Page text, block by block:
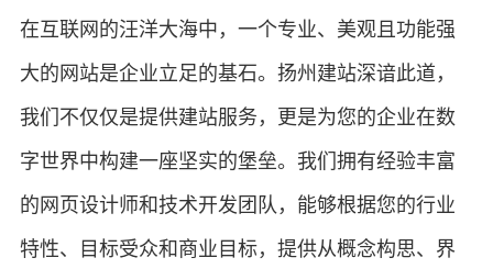
在互联网的汪洋大海中，一个专业、美观且功能强
大的网站是企业立足的基石。扬州建站深谙此道，
我们不仅仅是提供建站服务，更是为您的企业在数
字世界中构建一座坚实的堡垒。我们拥有经验丰富
的网页设计师和技术开发团队，能够根据您的行业
特性、目标受众和商业目标，提供从概念构思、界